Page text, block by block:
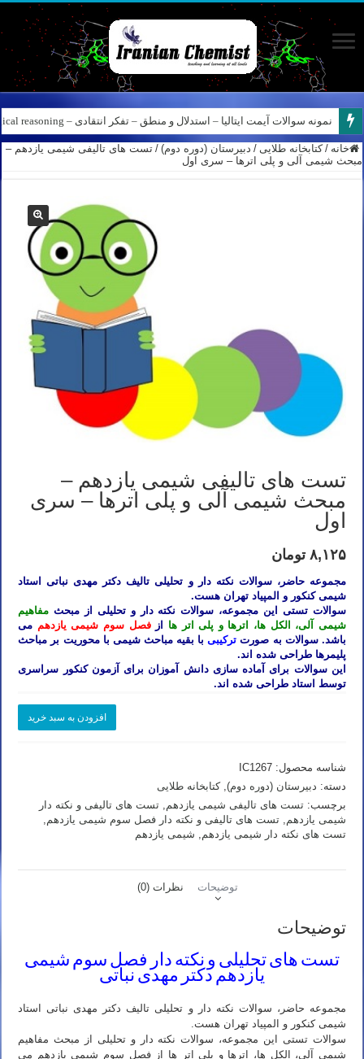
نمونه سوالات آیمت ایتالیا – استدلال و منطق – تفکر انتقادی – Logical reasoning – پارت ۸
کانال آیمت ایتالیا در نرم افزار بله – کانال شیمی آیمت استاد نباتی
خانه / کتابخانه طلایی / دبیرستان (دوره دوم) / تست های تالیفی شیمی یازدهم –
مبحث شیمی آلی و پلی اترها – سری اول
تست های تالیفی شیمی یازدهم –
مبحث شیمی آلی و پلی اترها – سری
اول
۸,۱۲۵ تومان
مجموعه حاضر، سوالات نکته دار و تحلیلی تالیف دکتر مهدی نباتی استاد
شیمی کنکور و المپیاد تهران هست.
سوالات تستی این مجموعه، سوالات نکته دار و تحلیلی از مبحث مفاهیم
شیمی آلی، الکل ها، اترها و پلی اتر ها ازفصل سوم شیمی یازدهم می
باشد. سوالات به صورت ترکیبیبا بقیه مباحث شیمی با محوریت بر مباحث
پلیمرها طراحی شده اند.
این سوالات برای آماده سازی دانش آموزان برای آزمون کنکور سراسری
توسط استاد طراحی شده اند.
یازدهم
-
شیمی
آلی
و
اترها
عدد
افزودن به سبد خرید
شناسه محصول:IC1267
دسته: دبیرستان (دوره دوم) ,کتابخانه طلایی
برچسب:تست های تالیفی شیمی یازدهم ,تست های تالیفی و نکته دار
شیمی یازدهم
,تست های تالیفی و نکته دار فصل سوم شیمی یازدهم
تست های نکته دار شیمی یازدهم
شیمی یازدهم
توضیحات نظرات (0)
توضیحات
تست های تحلیلی و نکته دار فصل سوم شیمی
یازدهم دکتر مهدی نباتی
مجموعه حاضر، سوالات نکته دار و تحلیلی تالیف دکتر مهدی نباتی استاد
شیمی کنکور و المپیاد تهران هست.
سوالات تستی این مجموعه، سوالات نکته دار و تحلیلی از مبحث مفاهیم
شیمی آلی، الکل ها، اترها و پلی اتر ها از فصل سوم شیمی یازدهم می